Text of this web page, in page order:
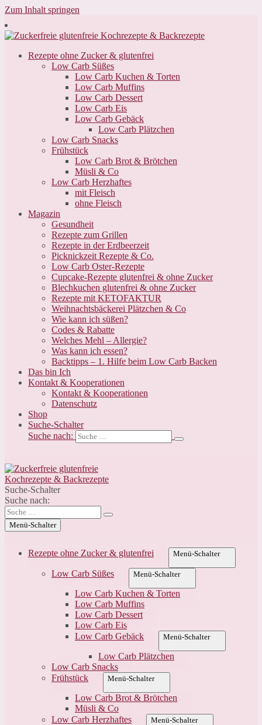
Zum Inhalt springen
Rezepte ohne Zucker & glutenfrei
Low Carb Süßes
Low Carb Kuchen & Torten
Low Carb Muffins
Low Carb Dessert
Low Carb Eis
Low Carb Gebäck
Low Carb Plätzchen
Low Carb Snacks
Frühstück
Low Carb Brot & Brötchen
Müsli & Co
Low Carb Herzhaftes
mit Fleisch
ohne Fleisch
Magazin
Gesundheit
Rezepte zum Grillen
Rezepte in der Erdbeerzeit
Picknickzeit Rezepte & Co.
Low Carb Oster-Rezepte
Cupcake-Rezepte glutenfrei & ohne Zucker
Blechkuchen glutenfrei & ohne Zucker
Rezepte mit KETOFAKTUR
Weihnachtsbäckerei Plätzchen & Co
Wie kann ich süßen?
Codes & Rabatte
Welches Mehl – Allergie?
Was kann ich essen?
Backtipps – 1. Hilfe beim Low Carb Backen
Das bin Ich
Kontakt & Kooperationen
Kontakt & Kooperationen
Datenschutz
Shop
Suche-Schalter
Suche nach:
Suche-Schalter
Suche nach:
Menü-Schalter
Rezepte ohne Zucker & glutenfrei Menü-Schalter
Low Carb Süßes Menü-Schalter
Low Carb Kuchen & Torten
Low Carb Muffins
Low Carb Dessert
Low Carb Eis
Low Carb Gebäck
Menü-Schalter
Low Carb Plätzchen
Low Carb Snacks
Frühstück
Menü-Schalter
Low Carb Brot & Brötchen
Müsli & Co
Low Carb Herzhaftes
Menü-Schalter